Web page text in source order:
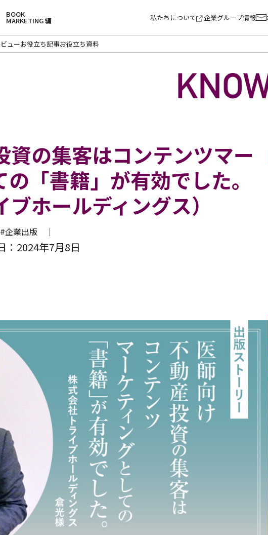
BOOK
MARKETING 編 私たちについて 企業グループ情報
ューお役立ち記事お役立ち資料
資の集客はコンテンツマー
「書籍」が有効でした。
ブホールディングス）
#企業出版 ｜
：2024年7月8日